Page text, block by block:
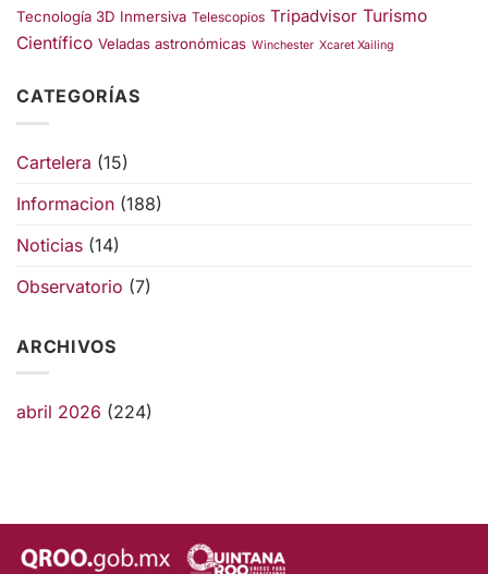
Tecnología 3D Inmersiva Telescopios Tripadvisor Turismo
Científico Veladas astronómicas Winchester Xcaret Xailing
CATEGORÍAS
Cartelera (15)
Informacion (188)
Noticias (14)
Observatorio (7)
ARCHIVOS
abril 2026 (224)